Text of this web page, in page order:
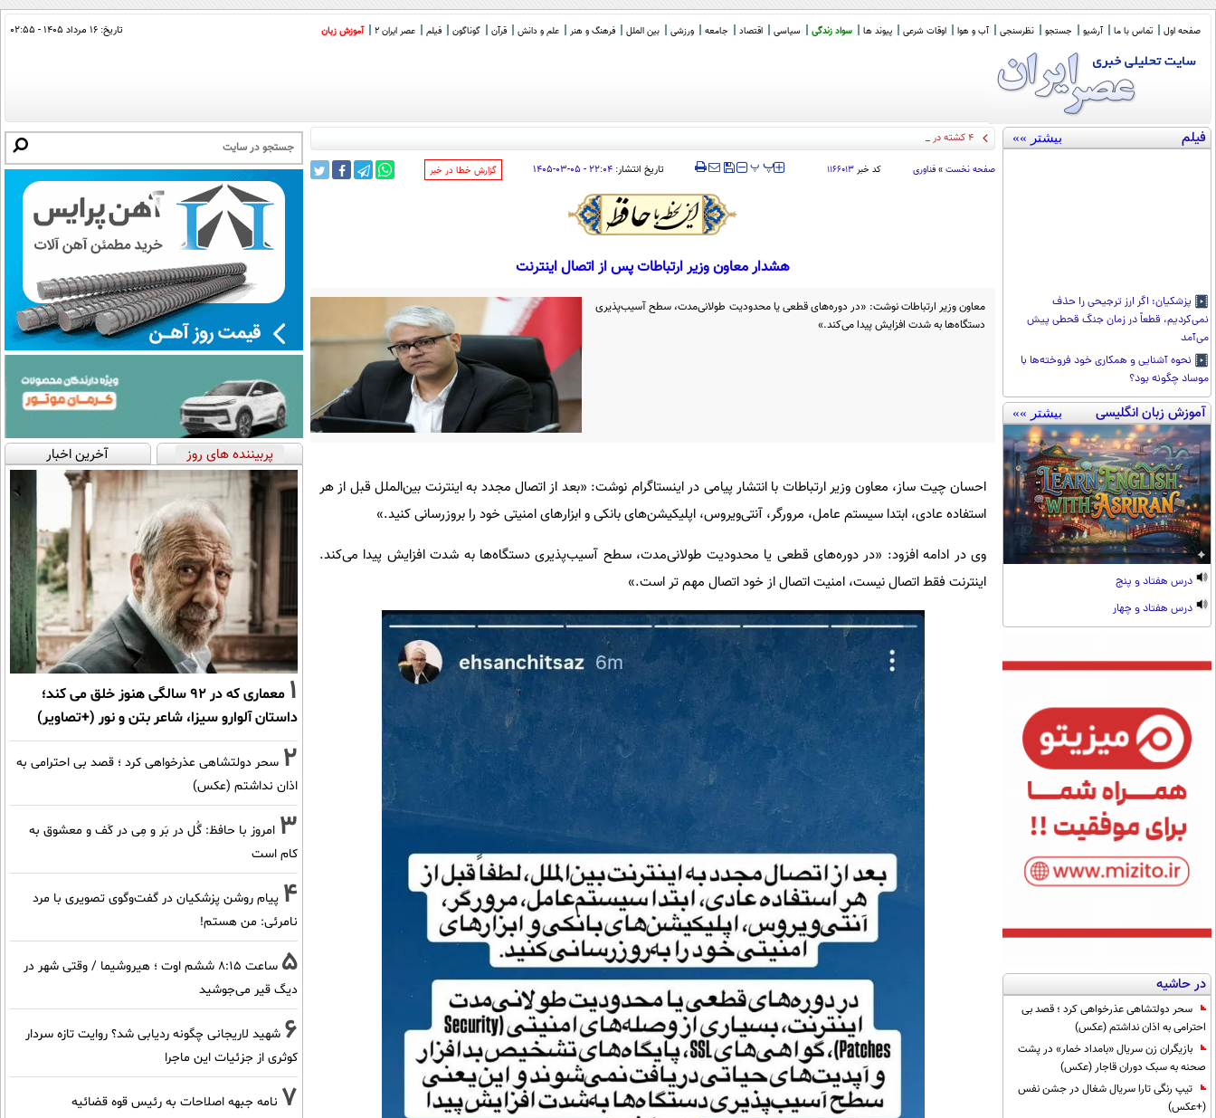
صفحه اول تماس با ما آرشیو جستجو نظرسنجی آب و هوا اوقات شرعی پیوند ها سواد زندگی سیاسی اقتصاد جامعه ورزشی بین الملل فرهنگ و هنر علم و دانش قرآن گوناگون فیلم عصر ایران 2 آموزش زبان تاریخ: ۱۶ مرداد ۱۴۰۵ - ۰۲:۵۵
فیلم بیشتر »»
پزشکیان: اگر ارز ترجیحی را حذف
نمی‌کردیم، قطعاً در زمان جنگ قحطی پیش
می‌آمد
نحوه آشنایی و همکاری خود فروخته‌ها با
موساد چگونه بود؟
آموزش زبان انگلیسی بیشتر »»
درس هفتاد و پنج
درس هفتاد و چهار
در حاشیه
سحر دولتشاهی عذرخواهی کرد ؛ قصد بی
احترامی به اذان نداشتم (عکس)
بازیگران زن سریال «بامداد خمار» در پشت
صحنه به سبک دوران قاجار (عکس)
تیپ رنگی تارا سریال شغال در جشن نفس
(+عکس)
۴ کشته در تصادف جاده اهواز خرمش
صفحه نخست » فناوری کد خبر ۱۱۶۶۰۱۳ ‍‍‍ پ پ تاریخ انتشار: ۲۲:۰۴ - ۰۵-۰۳-۱۴۰۵ ‌گزارش خطا در خبر
هشدار معاون وزیر ارتباطات پس از اتصال اینترنت
معاون وزیر ارتباطات نوشت: «در دوره‌های قطعی یا محدودیت طولانی‌مدت، سطح آسیب‌پذیری
دستگاه‌ها به شدت افزایش پیدا می‌کند.»
احسان چیت ساز، معاون وزیر ارتباطات با انتشار پیامی در اینستاگرام نوشت: «بعد از اتصال مجدد به اینترنت بین‌الملل قبل از هر
استفاده عادی، ابتدا سیستم عامل، مرورگر، آنتی‌ویروس، اپلیکیشن‌های بانکی و ابزارهای امنیتی خود را بروزرسانی کنید.»
وی در ادامه افزود: «در دوره‌های قطعی یا محدودیت طولانی‌مدت، سطح آسیب‌پذیری دستگاه‌ها به شدت افزایش پیدا می‌کند.
اینترنت فقط اتصال نیست، امنیت اتصال از خود اتصال مهم تر است.»
پربیننده های روز آخرین اخبار
1
معماری که در 92 سالگی هنوز خلق می کند؛
داستان آلوارو سیزا، شاعر بتن و نور (+تصاویر)
2 سحر دولتشاهی عذرخواهی کرد ؛ قصد بی احترامی به
اذان نداشتم (عکس)
3 امروز با حافظ: گُل در بَر و مِی در کَف و معشوق به
کام است
4 پیام روشن پزشکیان در گفت‌و‌گوی تصویری با مرد
نامرئی: من هستم!
5
ساعت ۸:۱۵ ششم اوت ؛ هیروشیما / وقتی شهر در
دیگ قیر می‌جوشید
6 شهید لاریجانی چگونه ردیابی شد؟ روایت تازه سردار
کوثری از جزئیات این ماجرا
7 نامه جبهه اصلاحات به رئیس قوه قضائیه